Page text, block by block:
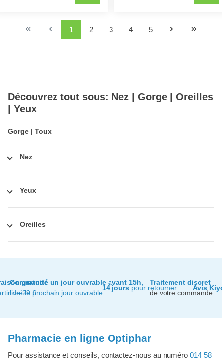
1 2 3 4 5
Découvrez tout sous: Nez | Gorge | Oreilles
| Yeux
Gorge | Toux
Nez
Yeux
Oreilles
gratuite
de 29 €
Commandé un jour ouvrable avant 15h,
livré le prochain jour ouvrable
14 jours pour retourner
Traitement discret
de votre commande
Avis
Pharmacie en ligne Optiphar
Pour assistance et conseils, contactez-nous au numéro 014 58